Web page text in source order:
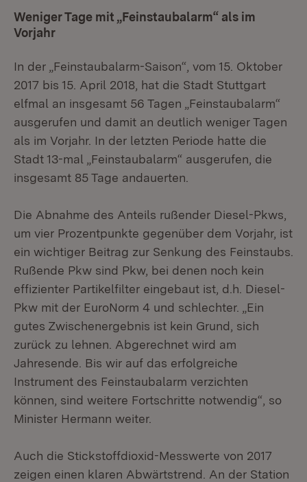
Weniger Tage mit „Feinstaubalarm“ als im
Vorjahr
In der „Feinstaubalarm-Saison“, vom 15. Oktober
2017 bis 15. April 2018, hat die Stadt Stuttgart
elfmal an insgesamt 56 Tagen „Feinstaubalarm“
ausgerufen und damit an deutlich weniger Tagen
als im Vorjahr. In der letzten Periode hatte die
Stadt 13-mal „Feinstaubalarm“ ausgerufen, die
insgesamt 85 Tage andauerten.
Die Abnahme des Anteils rußender Diesel-Pkws,
um vier Prozentpunkte gegenüber dem Vorjahr, ist
ein wichtiger Beitrag zur Senkung des Feinstaubs.
Rußende Pkw sind Pkw, bei denen noch kein
effizienter Partikelfilter eingebaut ist, d.h. Diesel-
Pkw mit der EuroNorm 4 und schlechter. „Ein
gutes Zwischenergebnis ist kein Grund, sich
zurück zu lehnen. Abgerechnet wird am
Jahresende. Bis wir auf das erfolgreiche
Instrument des Feinstaubalarm verzichten
können, sind weitere Fortschritte notwendig“, so
Minister Hermann weiter.
Auch die Stickstoffdioxid-Messwerte von 2017
zeigen einen klaren Abwärtstrend. An der Station